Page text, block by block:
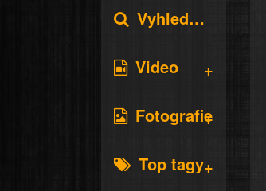
Vyhledávání
Video
Fotografie
Top tagy